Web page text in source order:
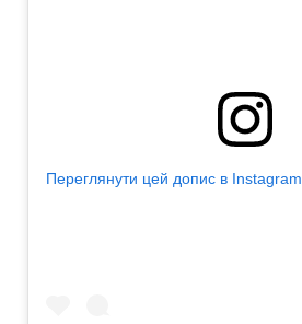
Переглянути цей допис в Instagram